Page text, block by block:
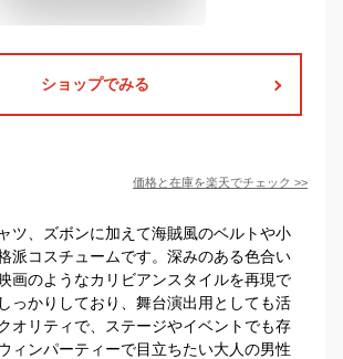
ショップでみる
価格と在庫を楽天でチェック >>
ツ、ズボンに加えて海賊風のベルトや小
派コスチュームです。深みのある色合い
画のようなカリビアンスタイルを再現で
っかりしており、舞台演出用としても活
オリティで、ステージやイベントでも存
ィンパーティーで目立ちたい大人の男性